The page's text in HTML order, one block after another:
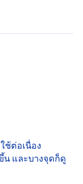
ช้ต่อเนื่อง
น และบางจุดก็ดู